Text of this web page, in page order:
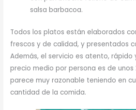
salsa barbacoa.
Todos los platos están elaborados
frescos y de calidad, y presentados
Además, el servicio es atento, rápido
precio medio por persona es de unos
parece muy razonable teniendo en
cantidad de la comida.